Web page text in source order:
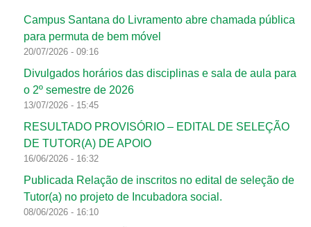
Campus Santana do Livramento abre chamada pública
para permuta de bem móvel
20/07/2026 - 09:16
Divulgados horários das disciplinas e sala de aula para
o 2º semestre de 2026
13/07/2026 - 15:45
RESULTADO PROVISÓRIO – EDITAL DE SELEÇÃO
DE TUTOR(A) DE APOIO
16/06/2026 - 16:32
Publicada Relação de inscritos no edital de seleção de
Tutor(a) no projeto de Incubadora social.
08/06/2026 - 16:10